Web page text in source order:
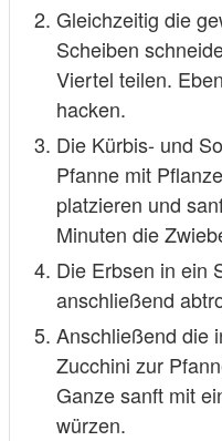
Gleichzeitig die
Scheiben
Viertel teilen.
hacken.
Die Kürbis- und
Pfanne mit
platzieren und
Minuten die
Die Erbsen in ein
anschließend
Anschließend die
Zucchini zur
Ganze sanft mit
würzen.